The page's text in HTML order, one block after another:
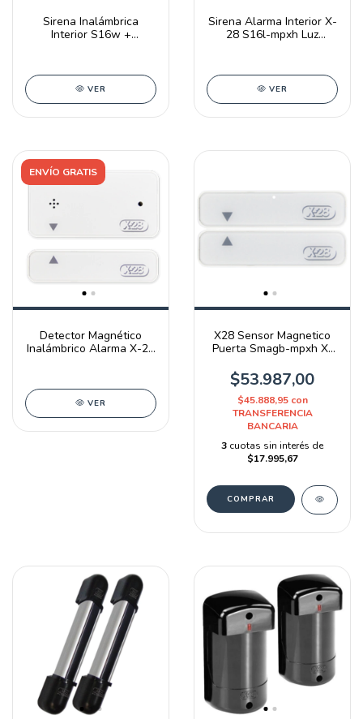
Sirena Inalámbrica
Interior S16w +
VER
Sirena Alarma Interior X-
28 S16l-mpxh Luz
VER
ENVÍO GRATIS
Detector Magnético
Inalámbrico Alarma X-28
VER
X28 Sensor Magnetico
Puerta Smagb-mpxh X-
$53.987,00
$45.888,95 con
TRANSFERENCIA
BANCARIA
3 cuotas sin interés de
$17.995,67